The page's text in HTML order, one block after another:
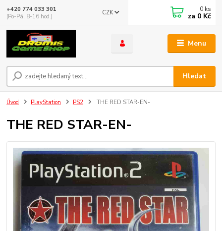
Menu
CZK
Hledat
+420 774 033 301
(Po-Pá, 8-16 hod.)
0 ks
za 0 Kč
Úvod PlayStation PS2 THE RED STAR-EN-
THE RED STAR-EN-